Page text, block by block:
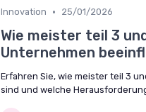
Innovation • 25/01/2026
Wie meister teil 3
Unternehmen
Erfahren Sie, wie meister teil 3
sind und welche